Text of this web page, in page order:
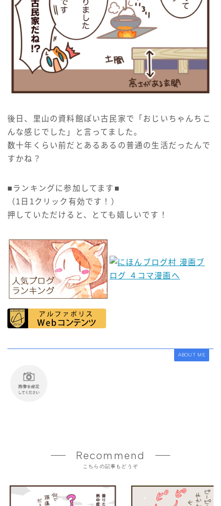
後日、里山の資料館ぽい古民家で「おじいちゃんちこ
んな感じでした」と言ってました。
数十年くらい前だとあるあるの普通の生活だったんで
すかね？
■ランキングに参加してます■
（1日1クリック有効です！）
押していただけると、とても嬉しいです！
ABOUT ME
Recommend
こちらの記事もどうぞ